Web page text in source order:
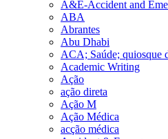
A&E-Accident and
ABA
Abrantes
Abu Dhabi
ACA; Saúde; quiosque
Academic Writing
Ação
ação direta
Ação M
Ação Médica
acção médica